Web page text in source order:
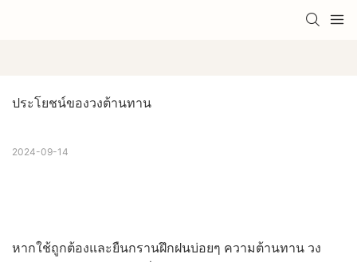
ประโยชน์ของวงต้านทาน
2024-09-14
หากใช้ถูกต้องและยืนกรานฝึกฝนบ่อยๆ ความต้านทาน วง